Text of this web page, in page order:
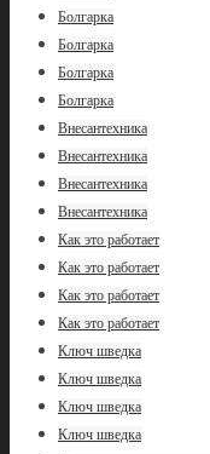
Болгарка
Болгарка
Болгарка
Болгарка
Внесантехника
Внесантехника
Внесантехника
Внесантехника
Как это работает
Как это работает
Как это работает
Как это работает
Ключ шведка
Ключ шведка
Ключ шведка
Ключ шведка